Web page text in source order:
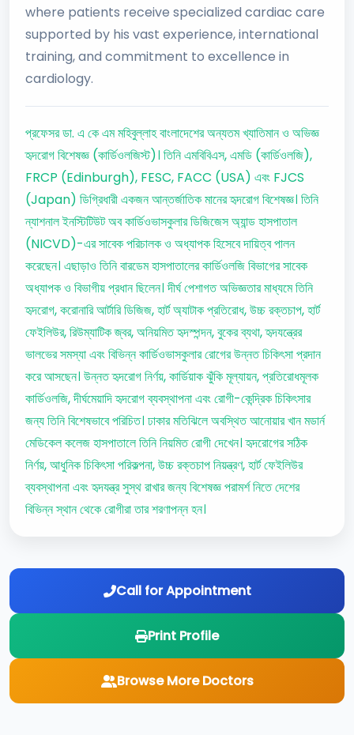
where patients receive specialized cardiac care
supported by his vast experience, international
training, and commitment to excellence in
cardiology.
প্রফেসর ডা. এ কে এম মহিবুল্লাহ বাংলাদেশের অন্যতম খ্যাতিমান ও অভিজ্ঞ
হৃদরোগ বিশেষজ্ঞ (কার্ডিওলজিস্ট)। তিনি এমবিবিএস, এমডি (কার্ডিওলজি),
FRCP (Edinburgh), FESC, FACC (USA) এবং FJCS
(Japan) ডিগ্রিধারী একজন আন্তর্জাতিক মানের হৃদরোগ বিশেষজ্ঞ। তিনি
ন্যাশনাল ইনস্টিটিউট অব কার্ডিওভাসকুলার ডিজিজেস অ্যান্ড হাসপাতাল
(NICVD)-এর সাবেক পরিচালক ও অধ্যাপক হিসেবে দায়িত্ব পালন
করেছেন। এছাড়াও তিনি বারডেম হাসপাতালের কার্ডিওলজি বিভাগের সাবেক
অধ্যাপক ও বিভাগীয় প্রধান ছিলেন। দীর্ঘ পেশাগত অভিজ্ঞতার মাধ্যমে তিনি
হৃদরোগ, করোনারি আর্টারি ডিজিজ, হার্ট অ্যাটাক প্রতিরোধ, উচ্চ রক্তচাপ, হার্ট
ফেইলিউর, রিউম্যাটিক জ্বর, অনিয়মিত হৃদস্পন্দন, বুকের ব্যথা, হৃদযন্ত্রের
ভালভের সমস্যা এবং বিভিন্ন কার্ডিওভাসকুলার রোগের উন্নত চিকিৎসা প্রদান
করে আসছেন। উন্নত হৃদরোগ নির্ণয়, কার্ডিয়াক ঝুঁকি মূল্যায়ন, প্রতিরোধমূলক
কার্ডিওলজি, দীর্ঘমেয়াদি হৃদরোগ ব্যবস্থাপনা এবং রোগী-কেন্দ্রিক চিকিৎসার
জন্য তিনি বিশেষভাবে পরিচিত। ঢাকার মতিঝিলে অবস্থিত আনোয়ার খান মডার্ন
মেডিকেল কলেজ হাসপাতালে তিনি নিয়মিত রোগী দেখেন। হৃদরোগের সঠিক
নির্ণয়, আধুনিক চিকিৎসা পরিকল্পনা, উচ্চ রক্তচাপ নিয়ন্ত্রণ, হার্ট ফেইলিউর
ব্যবস্থাপনা এবং হৃদযন্ত্র সুস্থ রাখার জন্য বিশেষজ্ঞ পরামর্শ নিতে দেশের
বিভিন্ন স্থান থেকে রোগীরা তার শরণাপন্ন হন।
Call for Appointment
Print Profile
Browse More Doctors